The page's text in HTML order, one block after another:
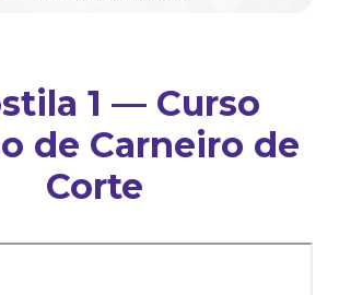
1 — Curso
de Carneiro de
Corte